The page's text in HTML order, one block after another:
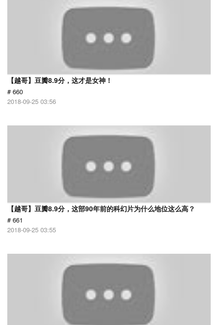
【越哥】豆瓣8.9分，这才是女神！
# 660
2018-09-25 03:56
【越哥】豆瓣8.9分，这部90年前的科幻片为什么地位这么高？
# 661
2018-09-25 03:55